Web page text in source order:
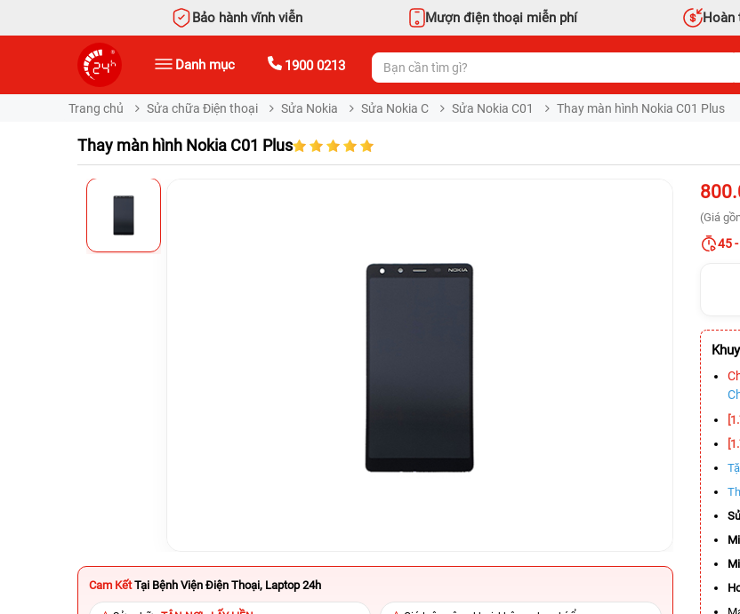
Bảo hành vĩnh viễn Mượn điện thoại miễn phí Hoàn
Danh mục 1900 0213
Trang chủ Sửa chữa Điện thoại Sửa Nokia Sửa Nokia C Sửa Nokia C01 Thay màn hình Nokia C01 Plus
Thay màn hình Nokia C01 Plus
Cam Kết Tại Bệnh Viện Điện Thoại, Laptop 24h
(Giá
45